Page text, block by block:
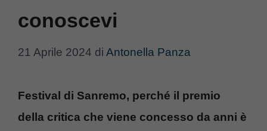
conoscevi
21 Aprile 2024 di Antonella Panza
Festival di Sanremo, perché il premio
della critica che viene concesso da anni è